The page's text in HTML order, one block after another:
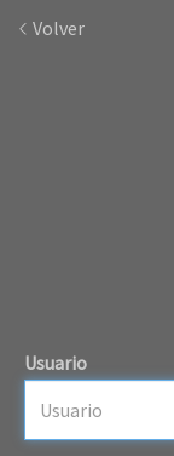
Volver
Usuario